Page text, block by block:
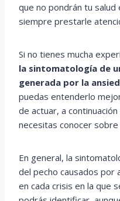
que no pondrán tu salud
siempre prestarle
Si no tienes mucha
la sintomatología de
generada por la
puedas entenderlo
de actuar, a
necesitas conocer
En general, la
del pecho causados por
en cada crisis en la que